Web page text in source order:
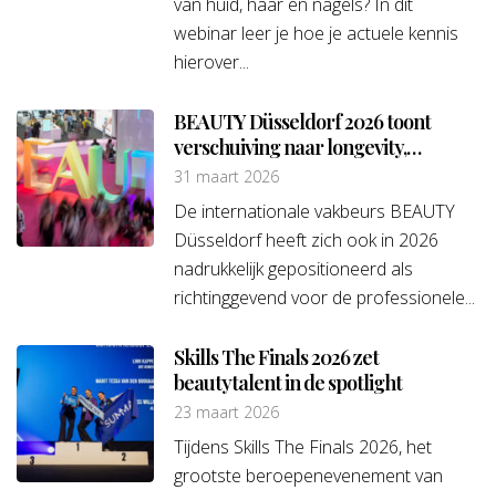
van huid, haar en nagels? In dit
webinar leer je hoe je actuele kennis
hierover...
BEAUTY Düsseldorf 2026 toont
verschuiving naar longevity,
technologie en holistische
benadering
31 maart 2026
De internationale vakbeurs BEAUTY
Düsseldorf heeft zich ook in 2026
nadrukkelijk gepositioneerd als
richtinggevend voor de professionele...
Skills The Finals 2026 zet
beautytalent in de spotlight
23 maart 2026
Tijdens Skills The Finals 2026, het
grootste beroepenevenement van